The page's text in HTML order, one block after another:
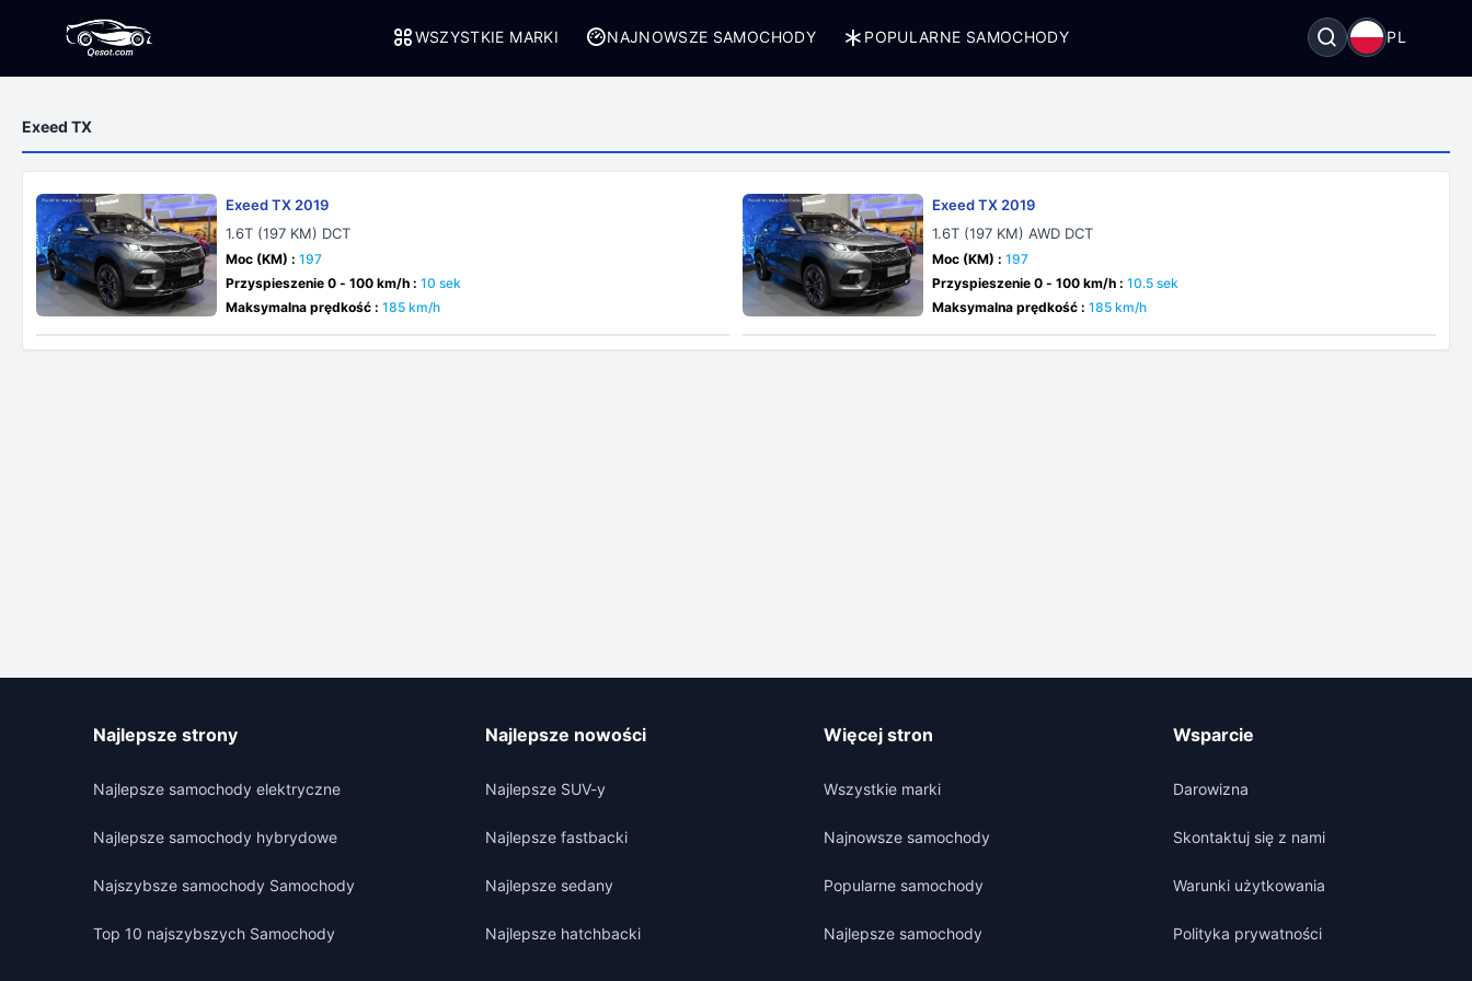
WSZYSTKIE MARKI NAJNOWSZE SAMOCHODY POPULARNE SAMOCHODY PL
Exeed TX
Exeed TX 2019
1.6T (197 KM) DCT
Moc (KM) : 197
Przyspieszenie 0 - 100 km/h : 10 sek
Maksymalna prędkość : 185 km/h
Exeed TX 2019
1.6T (197 KM) AWD DCT
Moc (KM) : 197
Przyspieszenie 0 - 100 km/h : 10.5 sek
Maksymalna prędkość : 185 km/h
Najlepsze strony
Najlepsze samochody elektryczne
Najlepsze samochody hybrydowe
Najszybsze samochody Samochody
Top 10 najszybszych Samochody
Najlepsze nowości
Najlepsze SUV-y
Najlepsze fastbacki
Najlepsze sedany
Najlepsze hatchbacki
Więcej stron
Wszystkie marki
Najnowsze samochody
Popularne samochody
Najlepsze samochody
Wsparcie
Darowizna
Skontaktuj się z nami
Warunki użytkowania
Polityka prywatności